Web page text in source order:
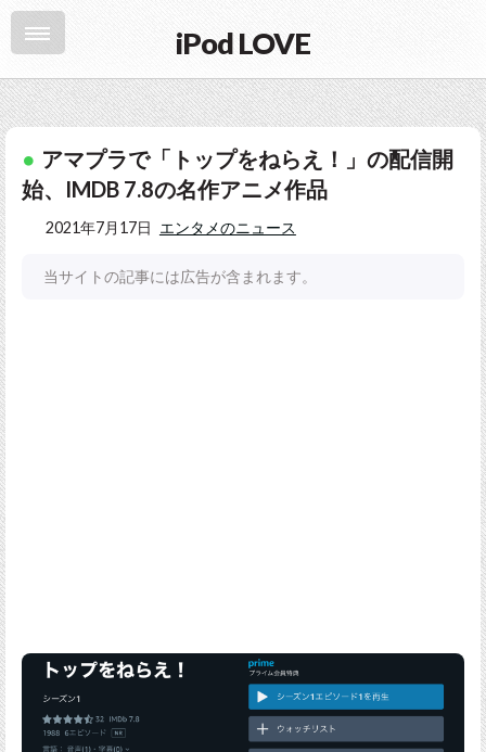
iPod LOVE
アマプラで「トップをねらえ！」の配信開
始、IMDB 7.8の名作アニメ作品
2021年7月17日 エンタメのニュース
当サイトの記事には広告が含まれます。